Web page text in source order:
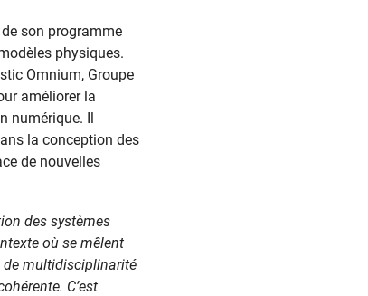
son programme
physiques.
Omnium, Groupe
améliorer la
Il
la conception des
de nouvelles
des systèmes
où se mêlent
de multidisciplinarité
C’est